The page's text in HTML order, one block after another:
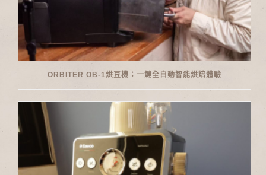
ORBITER OB-1烘豆機：一鍵全自動智能烘焙體驗